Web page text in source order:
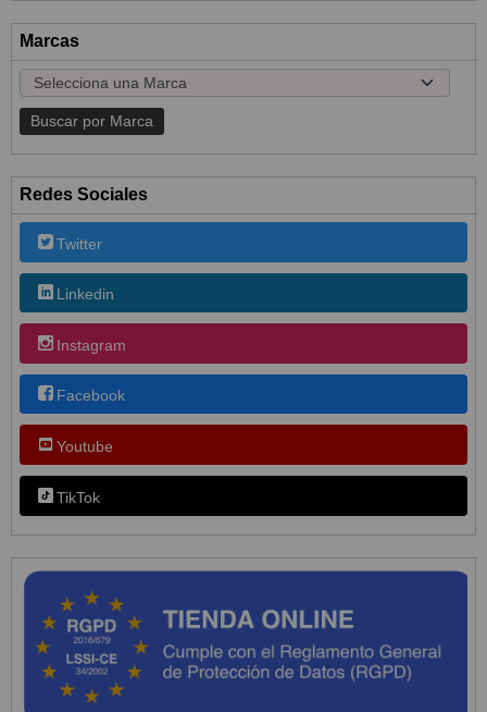
Marcas
Redes Sociales
Twitter
Linkedin
Instagram
Facebook
Youtube
TikTok